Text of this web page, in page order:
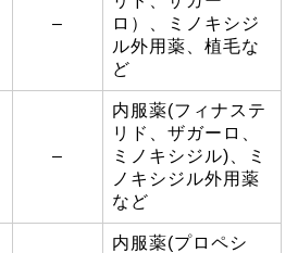
–
ロ）、ミノキシジ
ル外用薬、植毛な
ど
–
内服薬(フィナステ
リド、ザガーロ、
ミノキシジル)、ミ
ノキシジル外用薬
など
内服薬(プロペシ